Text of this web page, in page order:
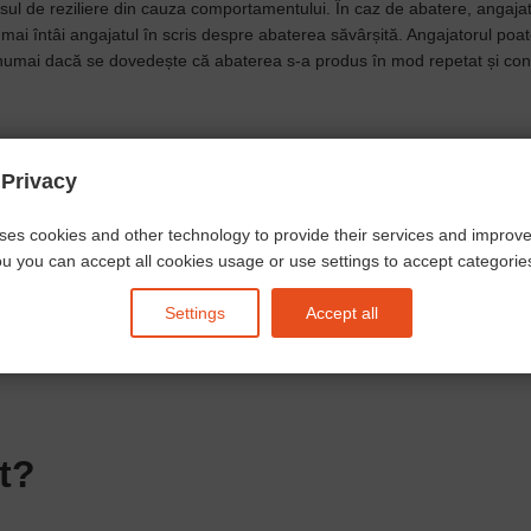
de reziliere din cauza comportamentului. În caz de abatere,
întâi angajatul în scris despre abaterea săvârșită. Angajatorul
dacă se dovedește că abaterea s-a produs în mod repetat și
din motivele
companiei, acesta trebuie să respecte un set standardizat de
sau gradul de handicap.
cookies and other technology to provide their services and
you can accept all cookies usage or use settings to accept
Settings Accept all